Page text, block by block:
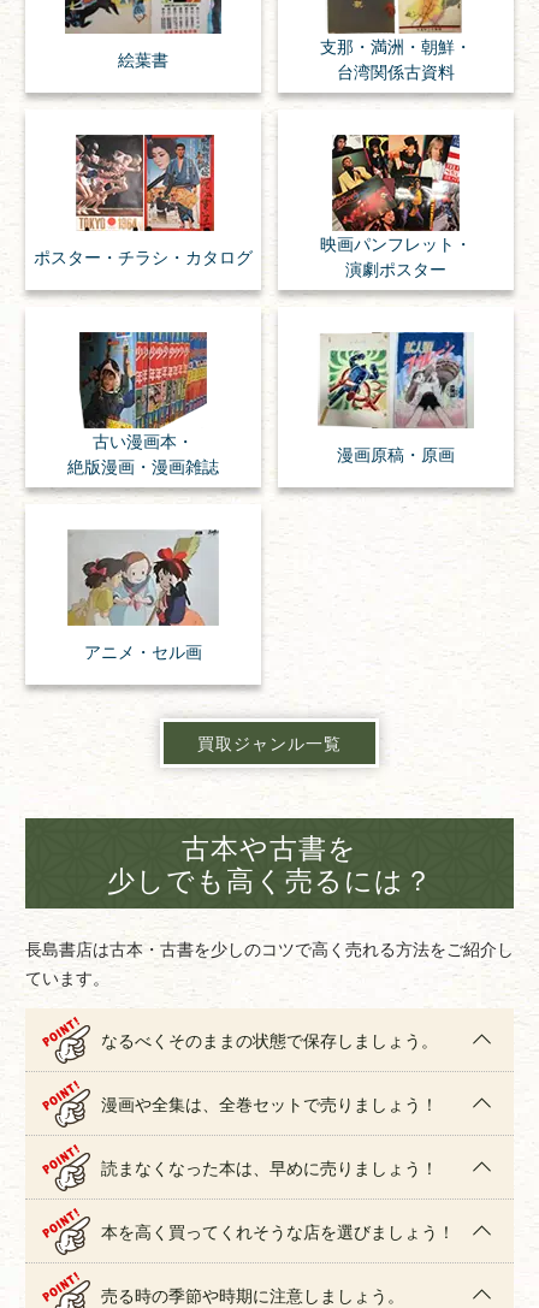
絵葉書
支那・満洲・朝鮮・
台湾関係古資料
ポスター・チラシ・ カタログ
映画パンフレット・
演劇ポスター
古い漫画本・
絶版漫画・漫画雑誌
漫画原稿・ 原画
アニメ・ セル画
買取ジャンル一覧
古本や古書を
少しでも高く売るには？
長島書店は古本・古書を少しのコツで高く売れる方法をご紹介し
ています。
なるべくそのままの状態で保存しましょう。
漫画や全集は、全巻セットで売りましょう！
読まなくなった本は、早めに売りましょう！
本を高く買ってくれそうな店を選びましょう！
売る時の季節や時期に注意しましょう。